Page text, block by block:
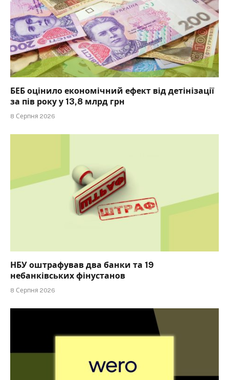
БЕБ оцінило економічний ефект від детінізації
за пів року у 13,8 млрд грн
8 Серпня 2026
НБУ оштрафував два банки та 19
небанківських фінустанов
8 Серпня 2026